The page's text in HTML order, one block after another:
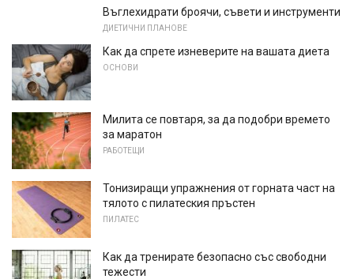
Въглехидрати броячи, съвети и инструменти
ДИЕТИЧНИ ПЛАНОВЕ
Как да спрете изневерите на вашата диета
ОСНОВИ
Милита се повтаря, за да подобри времето
за маратон
РАБОТЕЩИ
Тонизиращи упражнения от горната част на
тялото с пилатеския пръстен
ПИЛАТЕС
Как да тренирате безопасно със свободни
тежести